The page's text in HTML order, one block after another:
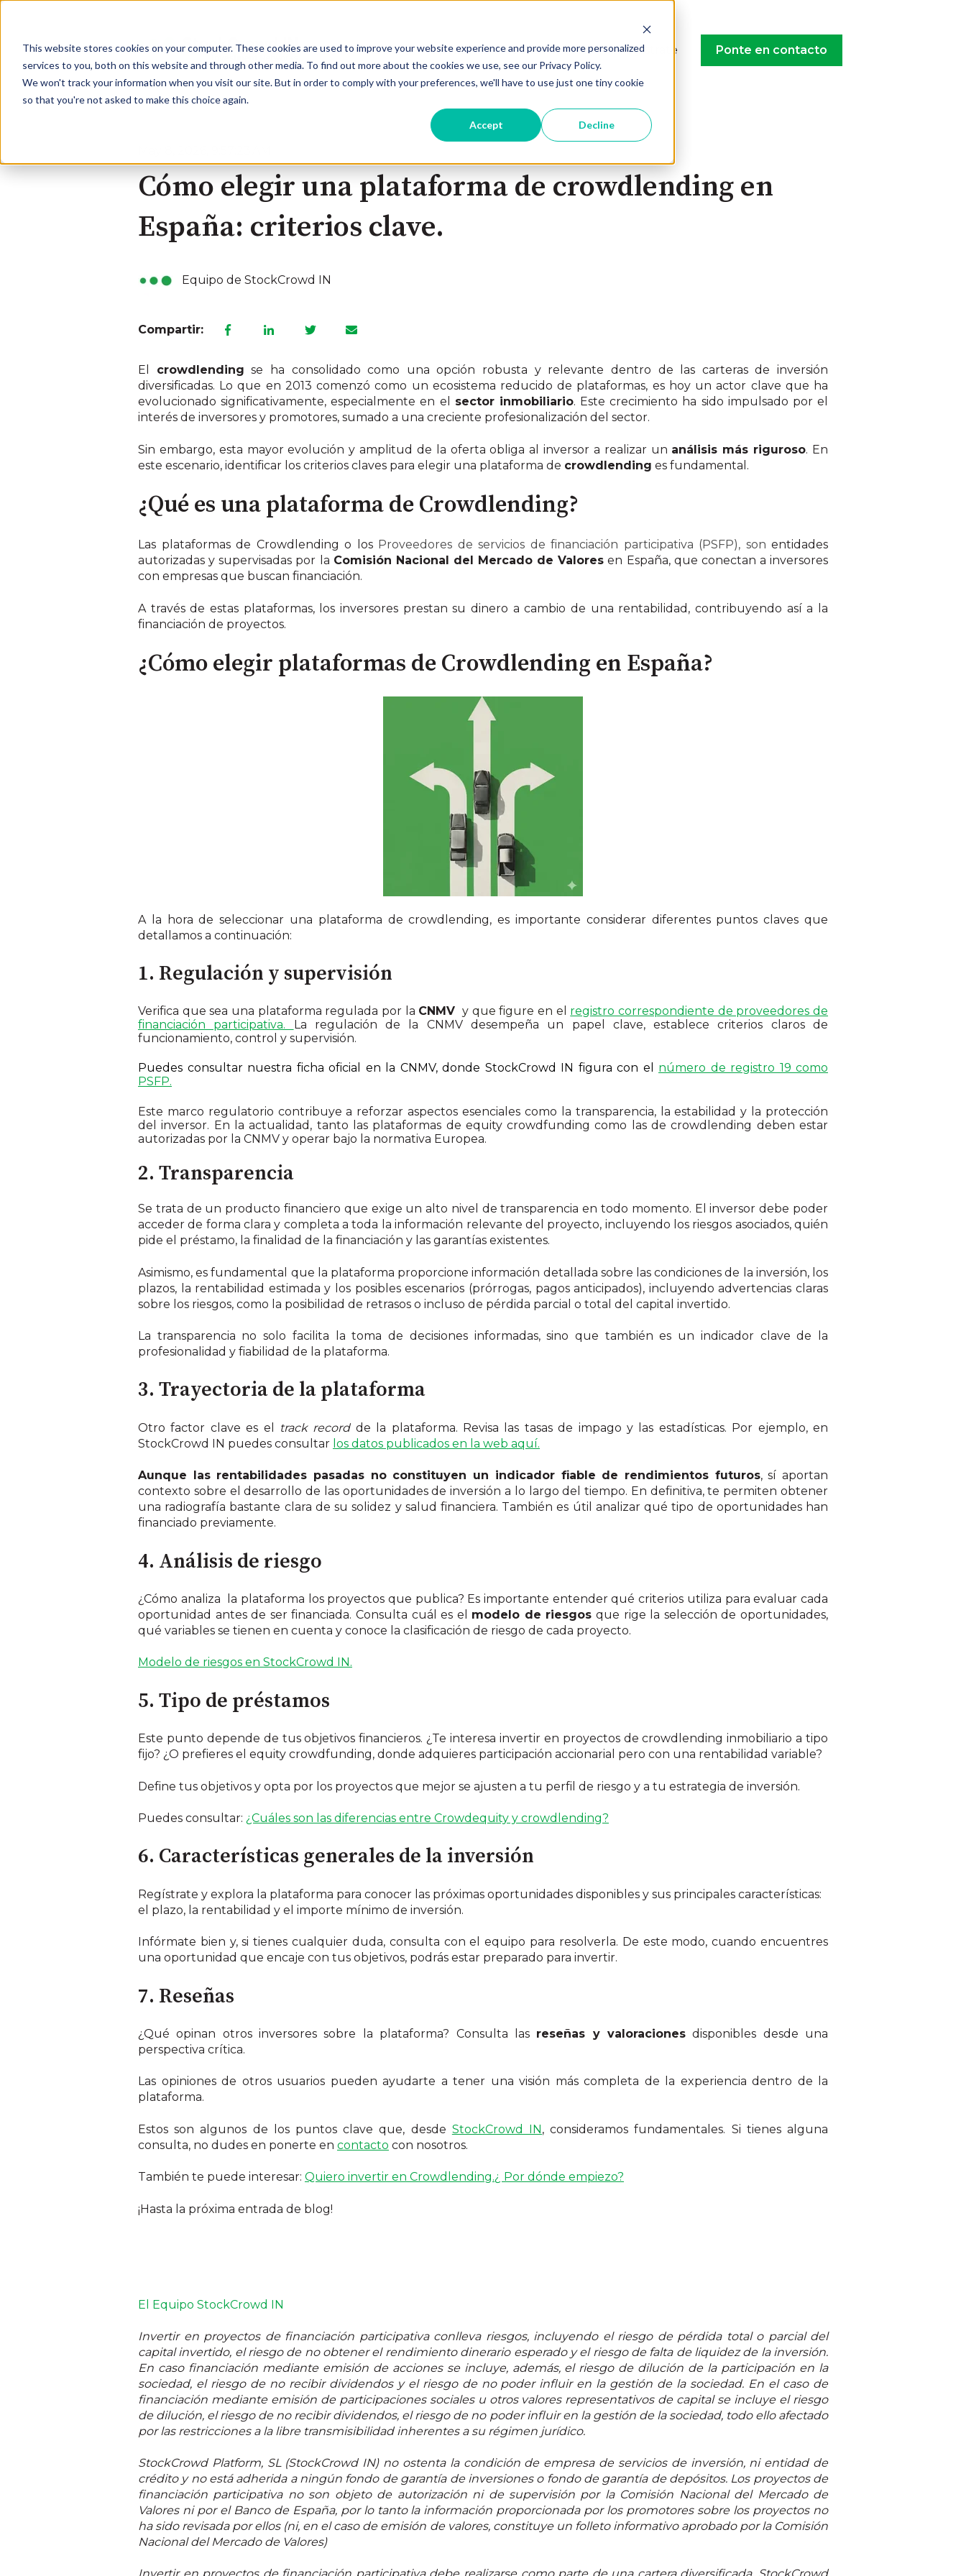
This website stores cookies on your computer. These cookies are used to improve your website experience and provide more personalized
services to you, both on this website and through other media. To find out more about the cookies we use, see our Privacy Policy.
We won't track your information when you visit our site. But in order to comply with your preferences, we'll have to use just one tiny cookie
so that you're not asked to make this choice again.
Accept Decline
Oportunidades De Inversión Regístrate Ponte en contacto
Cómo elegir una plataforma de crowdlending en
España: criterios clave.
Equipo de StockCrowd IN
Compartir:
El crowdlending se ha consolidado como una opción robusta y relevante dentro de las carteras de inversión
diversificadas. Lo que en 2013 comenzó como un ecosistema reducido de plataformas, es hoy un actor clave que ha
evolucionado significativamente, especialmente en el
sector inmobiliario. Este crecimiento ha sido impulsado por el
interés de inversores y promotores, sumado a una creciente profesionalización del sector.
Sin embargo, esta mayor evolución y amplitud de la oferta obliga al inversor a realizar un análisis más riguroso. En
este escenario, identificar los criterios claves para elegir una plataforma de crowdlending es fundamental.
¿Qué es una plataforma de Crowdlending?
Las plataformas de Crowdlending o los Proveedores de servicios de financiación participativa (PSFP), son entidades
autorizadas y supervisadas por la Comisión Nacional del Mercado de Valores en España, que conectan a inversores
con empresas que buscan financiación.
A través de estas plataformas, los inversores prestan su dinero a cambio de una rentabilidad, contribuyendo así a la
financiación de proyectos.
¿Cómo elegir plataformas de Crowdlending en España?
A la hora de seleccionar una plataforma de crowdlending, es importante considerar diferentes puntos claves que
detallamos a continuación:
1. Regulación y supervisión
Verifica que sea una plataforma regulada por la CNMV y que figure en el registro correspondiente de proveedores de
financiación participativa. La regulación de la CNMV desempeña un papel clave, establece criterios claros de
funcionamiento, control y supervisión.
Puedes consultar nuestra ficha oficial en la CNMV, donde StockCrowd IN figura con el
número de registro 19 como
PSFP.
Este marco regulatorio contribuye a reforzar aspectos esenciales como la transparencia, la estabilidad y la protección
del inversor. En la actualidad, tanto las plataformas de equity crowdfunding como las de crowdlending deben estar
autorizadas por la CNMV y operar bajo la normativa Europea.
2. Transparencia
Se trata de un producto financiero que exige un alto nivel de transparencia en todo momento. El inversor debe poder
acceder de forma clara y completa a toda la información relevante del proyecto, incluyendo los riesgos asociados, quién
pide el préstamo, la finalidad de la financiación y las garantías existentes.
Asimismo, es fundamental que la plataforma proporcione información detallada sobre las condiciones de la inversión, los
plazos, la rentabilidad estimada y los posibles escenarios (prórrogas, pagos anticipados), incluyendo advertencias claras
sobre los riesgos, como la posibilidad de retrasos o incluso de pérdida parcial o total del capital invertido.
La transparencia no solo facilita la toma de decisiones informadas, sino que también es un indicador clave de la
profesionalidad y fiabilidad de la plataforma.
3. Trayectoria de la plataforma
Otro factor clave es el track record de la plataforma. Revisa las tasas de impago y las estadísticas. Por ejemplo, en
StockCrowd IN puedes consultar los datos publicados en la web aquí.
Aunque las rentabilidades pasadas no constituyen un indicador fiable de rendimientos futuros, sí aportan
contexto sobre el desarrollo de las oportunidades de inversión a lo largo del tiempo. En definitiva, te permiten obtener
una radiografía bastante clara de su solidez y salud financiera. También es útil analizar qué tipo de oportunidades han
financiado previamente.
4. Análisis de riesgo
¿Cómo analiza la plataforma los proyectos que publica? Es importante entender qué criterios utiliza para evaluar cada
oportunidad antes de ser financiada. Consulta cuál es el modelo de riesgos que rige la selección deoportunidades,
qué variables se tienen en cuenta y conoce la clasificación de riesgo de cada proyecto.
Modelo de riesgos en StockCrowd IN.
5. Tipo de préstamos
Este punto depende de tus objetivos financieros. ¿Te interesa invertir en proyectos de crowdlending inmobiliario a tipo
fijo? ¿O prefieres el equity crowdfunding, donde adquieres participación accionarial pero con una rentabilidad variable?
Define tus objetivos y opta por los proyectos que mejor se ajusten a tu perfil de riesgo y a tu estrategia de inversión.
Puedes consultar: ¿Cuáles son las diferencias entre Crowdequity y crowdlending?
6. Características generales de la inversión
Regístrate y explora la plataforma para conocer las próximas oportunidades disponibles y sus principales características:
el plazo, la rentabilidad y el importe mínimo de inversión.
Infórmate bien y, si tienes cualquier duda, consulta con el equipo para resolverla. De este modo, cuando encuentres
una oportunidad que encaje con tus objetivos, podrás estar preparado para invertir.
7. Reseñas
¿Qué opinan otros inversores sobre la plataforma? Consulta las reseñas y valoracionesdisponibles desde una
perspectiva crítica.
Las opiniones de otros usuarios pueden ayudarte a tener una visión más completa de la experiencia dentro de la
plataforma.
Estos son algunos de los puntos clave que, desde StockCrowd IN, consideramos fundamentales. Si tienes alguna
consulta, no dudes en ponerte en contacto con nosotros.
También te puede interesar: Quiero invertir en Crowdlending.¿ Por dónde empiezo?
¡Hasta la próxima entrada de blog!
El Equipo StockCrowd IN
Invertir en proyectos de financiación participativa conlleva riesgos, incluyendo el riesgo de pérdida total o parcial del
capital invertido, el riesgo de no obtener el rendimiento dinerario esperado y el riesgo de falta de liquidez de la inversión.
En caso financiación mediante emisión de acciones se incluye, además, el riesgo de dilución de la participación en la
sociedad, el riesgo de no recibir dividendos y el riesgo de no poder influir en la gestión de la sociedad. En el caso de
financiación mediante emisión de participaciones sociales u otros valores representativos de capital se incluye el riesgo
de dilución, el riesgo de no recibir dividendos, el riesgo de no poder influir en la gestión de la sociedad, todo ello afectado
por las restricciones a la libre transmisibilidad inherentes a su régimen jurídico.
StockCrowd Platform, SL (StockCrowd IN) no ostenta la condición de empresa de servicios de inversión, ni entidad de
crédito y no está adherida a ningún fondo de garantía de inversiones o fondo de garantía de depósitos. Los proyectos de
financiación participativa no son objeto de autorización ni de supervisión por la Comisión Nacional del Mercado de
Valores ni por el Banco de España, por lo tanto la información proporcionada por los promotores sobre los proyectos no
ha sido revisada por ellos (ni, en el caso de emisión de valores, constituye un folleto informativo aprobado por la Comisión
Nacional del Mercado de Valores)